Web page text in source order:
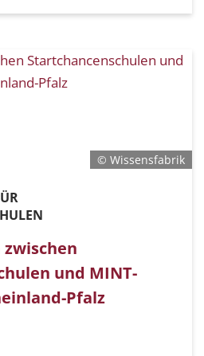
© Wissensfabrik
und MINT-
Pfalz